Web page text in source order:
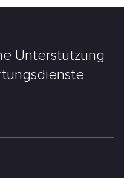
Unterstützung